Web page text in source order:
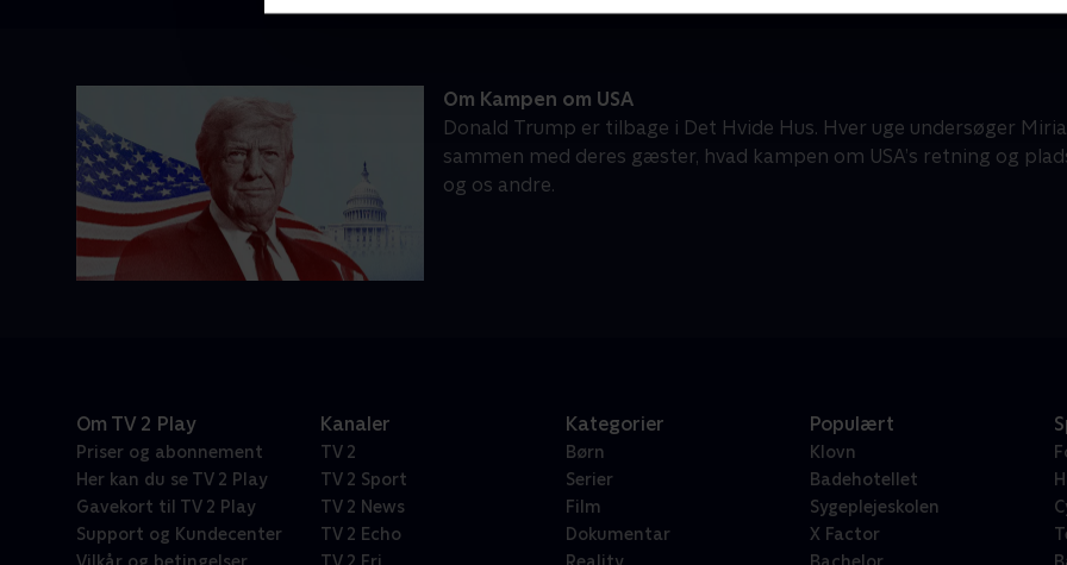
Om Kampen om USA
Donald Trump er tilbage i Det Hvide Hus. Hver uge undersøger
sammen med deres gæster, hvad kampen om USA’s retning og
og os andre.
Om TV 2 Play
Priser og abonnement
Her kan du se TV 2 Play
Gavekort til TV 2 Play
Support og Kundecenter
Kanaler
TV 2
TV 2 Sport
TV 2 News
TV 2 Echo
Kategorier
Børn
Serier
Film
Dokumentar
Populært
Klovn
Badehotellet
Sygeplejeskolen
X Factor